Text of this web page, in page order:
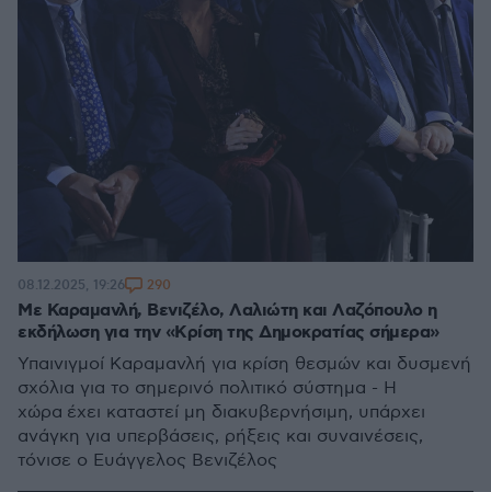
Με Καραμανλή, Βενιζέλο, Λαλιώτη και Λαζόπουλο η
εκδήλωση για την «Κρίση της Δημοκρατίας σήμερα»
Υπαινιγμοί Καραμανλή για κρίση θεσμών και δυσμενή
σχόλια για το σημερινό πολιτικό σύστημα - Η
χώρα έχει καταστεί μη διακυβερνήσιμη, υπάρχει
ανάγκη για υπερβάσεις, ρήξεις και συναινέσεις,
τόνισε ο Ευάγγελος Βενιζέλος
08.12.2025, 19:26 290